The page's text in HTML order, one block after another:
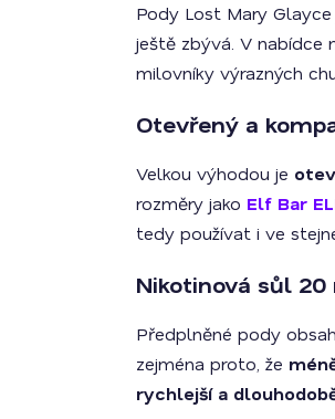
Pody Lost Mary Glayce
ještě zbývá. V nabídce
milovníky výrazných
Otevřený a
Velkou výhodou je
rozměry jako Elf Bar
tedy používat i ve
Nikotinová sůl
Předplněné pody
zejména proto, že
rychlejší a